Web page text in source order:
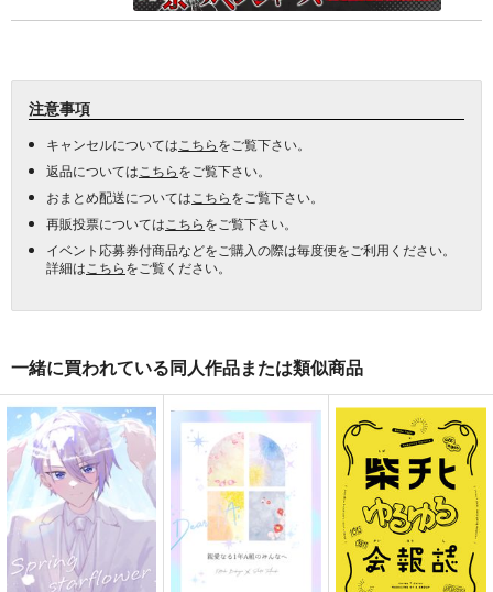
注意事項
キャンセルについては こちらをご覧下さい。
返品については こちらをご覧下さい。
おまとめ配送については こちらをご覧下さい。
再販投票については こちらをご覧下さい。
イベント応募券付商品などをご購入の際は毎度便をご利用ください。
詳細は こちらをご覧ください。
一緒に買われている同人作品または類似商品